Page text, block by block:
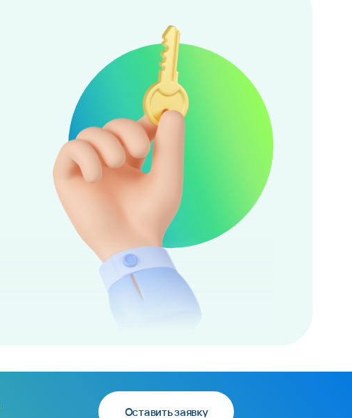
Оставить заявку